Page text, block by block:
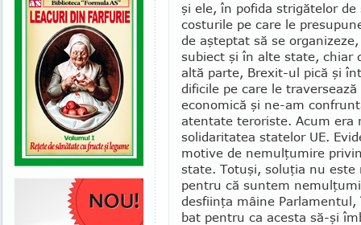
şi ele, în pofida strigătelor
costurile pe care le
de aşteptat să se
subiect şi în alte state, chiar
altă parte, Brexit-ul pică şi
dificile pe care le
economică şi ne-am
atentate teroriste. Acum era
soli­daritatea statelor UE.
motive de nemulţumire
state. Totuşi, soluţia nu este
pentru că suntem
desfiinţa mâine
bat pentru ca acesta să-şi